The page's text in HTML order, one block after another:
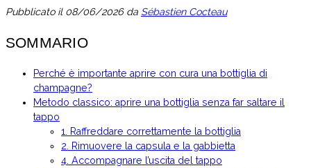
Pubblicato il 08/06/2026 da Sébastien Cocteau
SOMMARIO
Perché è importante aprire con cura una bottiglia di
champagne?
Metodo classico: aprire una bottiglia senza far saltare il
tappo
1. Raffreddare correttamente la bottiglia
2. Rimuovere la capsula e la gabbietta
4. Accompagnare l’uscita del tappo